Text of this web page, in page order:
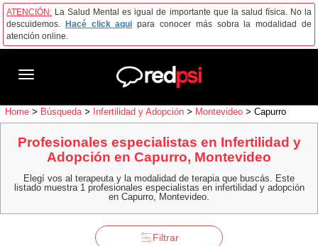
ATENCIÓN: La Salud Mental es igual de importante que la salud física. No la
descuidemos.
Hacé click aqui para conocer más sobra la modalidad de
atención online.
Toggle
Home > Búsqueda > Infertilidad y Adopción > Montevideo > Capurro
Profesionales especialistas en Infertilidad y
Adopción en Capurro, Montevideo
Elegí vos al terapeuta y la modalidad de terapia que buscás. Este
listado muestra 1 profesionales especialistas en infertilidad y adopción
en Capurro, Montevideo.
Filtrar